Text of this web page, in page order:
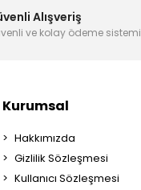
Alışveriş
ve kolay ödeme sistemi
Kurumsal
Hakkımızda
Gizlilik Sözleşmesi
Kullanıcı Sözleşmesi